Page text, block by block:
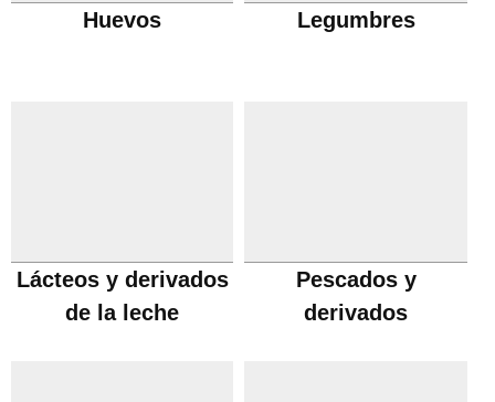
Huevos Legumbres
Lácteos y derivados
de la leche
Pescados y
derivados